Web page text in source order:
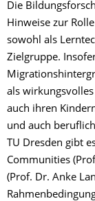
Die
Hinweise zur
sowohl als
Zielgruppe.
als
auch ihren
und auch
TU Dresden gibt
Communities
(Prof. Dr. Anke